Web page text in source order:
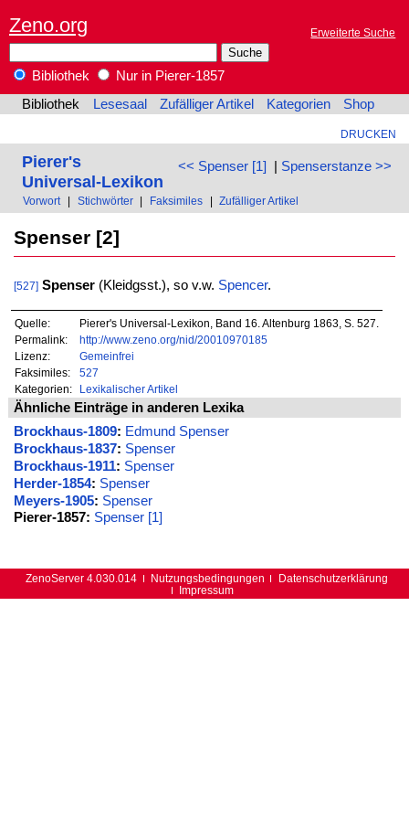
Zeno.org Erweiterte Suche
Bibliothek
Nur in Pierer-1857
Bibliothek
Lesesaal Zufälliger Artikel Kategorien Shop
DRUCKEN
<< Spenser [1] | Spenserstanze >>
Pierer's
Universal-Lexikon
Vorwort Stichwörter Faksimiles Zufälliger Artikel
Spenser [2]
[527] Spenser(Kleidgsst.), so v.w. Spencer.
Quelle:
Pierer's Universal-Lexikon, Band 16. Altenburg 1863, S. 527.
Permalink:
http://www.zeno.org/nid/20010970185
Lizenz:
Gemeinfrei
Faksimiles:
527
Kategorien:
Lexikalischer Artikel
Ähnliche Einträge in anderen Lexika
Brockhaus-1809: Edmund Spenser
Brockhaus-1837: Spenser
Brockhaus-1911: Spenser
Herder-1854: Spenser
Meyers-1905: Spenser
Pierer-1857: Spenser [1]
ZenoServer 4.030.014 Nutzungsbedingungen
Datenschutzerklärung
Impressum